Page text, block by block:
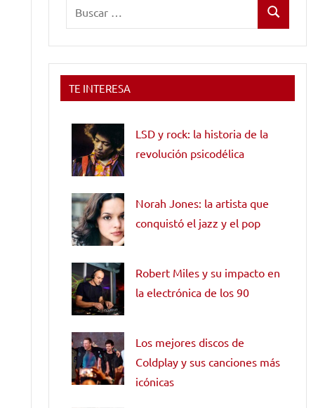
Buscar
TE INTERESA
LSD y rock: la historia de la
revolución psicodélica
Norah Jones: la artista que
conquistó el jazz y el pop
Robert Miles y su impacto en
la electrónica de los 90
Los mejores discos de
Coldplay y sus canciones más
icónicas